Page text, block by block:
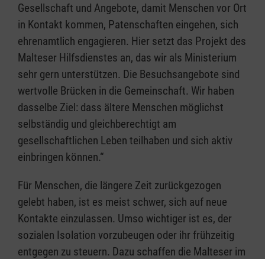
Gesellschaft und Angebote, damit Menschen vor Ort
in Kontakt kommen, Patenschaften eingehen, sich
ehrenamtlich engagieren. Hier setzt das Projekt des
Malteser Hilfsdienstes an, das wir als Ministerium
sehr gern unterstützen. Die Besuchsangebote sind
wertvolle Brücken in die Gemeinschaft. Wir haben
dasselbe Ziel: dass ältere Menschen möglichst
selbständig und gleichberechtigt am
gesellschaftlichen Leben teilhaben und sich aktiv
einbringen können.“
Für Menschen, die längere Zeit zurückgezogen
gelebt haben, ist es meist schwer, sich auf neue
Kontakte einzulassen. Umso wichtiger ist es, der
sozialen Isolation vorzubeugen oder ihr frühzeitig
entgegen zu steuern. Dazu schaffen die Malteser im